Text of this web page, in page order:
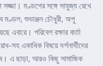
মণ্ডপের সঙ্গে সাযুজ্য রেখে
মণ্ডল, শুভাঞ্জন চৌধুরী, অপু
এবারে। পরিবেশ রক্ষার বার্তা
সহ একাধিক বিষয়ে দর্শনার্থীদের
এ ছাড়া, আরও কিছু সামাজিক